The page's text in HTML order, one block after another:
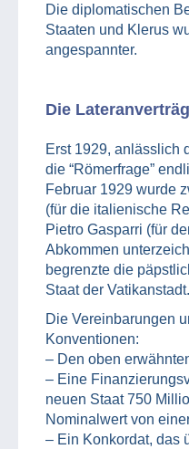
Die diplomatischen
Staaten und Klerus
angespannter.
Die
Erst 1929, anlässlich
die “Römerfrage”
Februar 1929 wurde
(für die italienische
Pietro Gasparri (für
Abkommen
begrenzte die
Staat der Vatikanstadt.
Die Vereinbarungen
Konventionen:
– Den oben
– Eine
neuen Staat 750
Nominalwert von
– Ein Konkordat, das